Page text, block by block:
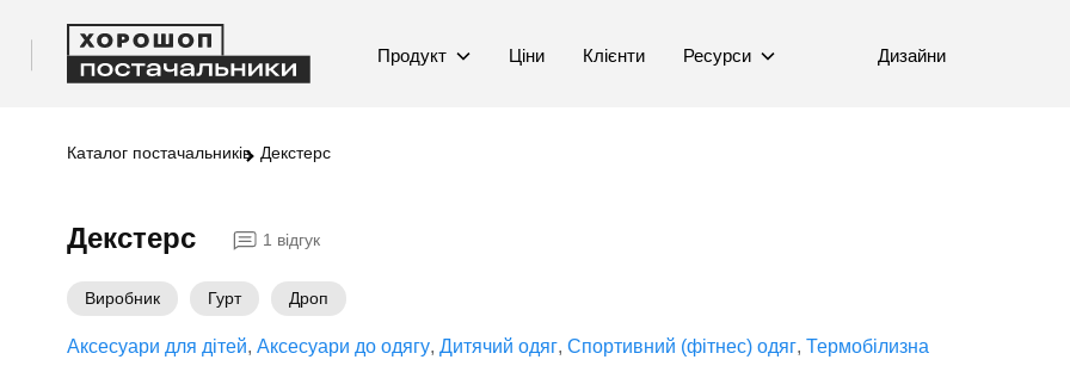
Продукт Ціни Клієнти Ресурси Дизайни
Каталог постачальників Декстерс
Декстерс 1 відгук
Виробник Гурт Дроп
Аксесуари для дітей Аксесуари до одягу Дитячий одяг Спортивний (фітнес) одяг Термобілизна